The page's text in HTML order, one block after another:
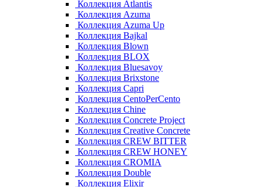
Коллекция Atlantis
Коллекция Azuma
Коллекция Azuma Up
Коллекция Bajkal
Коллекция Blown
Коллекция BLOX
Коллекция Bluesavoy
Коллекция Brixstone
Коллекция Capri
Коллекция CentoPerCento
Коллекция Chine
Коллекция Concrete Project
Коллекция Creative Concrete
Коллекция CREW BITTER
Коллекция CREW HONEY
Коллекция CROMIA
Коллекция Double
Коллекция Elixir